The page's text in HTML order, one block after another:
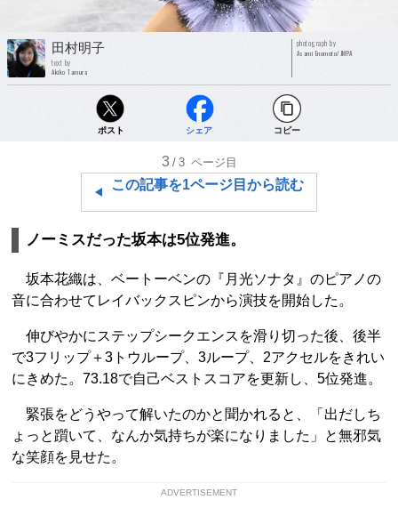
田村明子
text by
Akiko Tamura
photograph by
Asami Enomoto/JMPA
ポスト シェア コピー
3 /3 ページ目
この記事を1ページ目から読む
ノーミスだった坂本は5位発進。
坂本花織は、ベートーベンの『月光ソナタ』のピアノの
音に合わせてレイバックスピンから演技を開始した。
伸びやかにステップシークエンスを滑り切った後、後半
で3フリップ＋3トウループ、3ループ、2アクセルをきれい
にきめた。73.18で自己ベストスコアを更新し、5位発進。
緊張をどうやって解いたのかと聞かれると、「出だしち
ょっと躓いて、なんか気持ちが楽になりました」と無邪気
な笑顔を見せた。
ADVERTISEMENT